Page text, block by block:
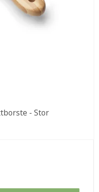
- Stor